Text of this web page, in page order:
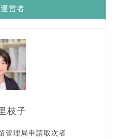
営者
枝子
管理局申請取次者